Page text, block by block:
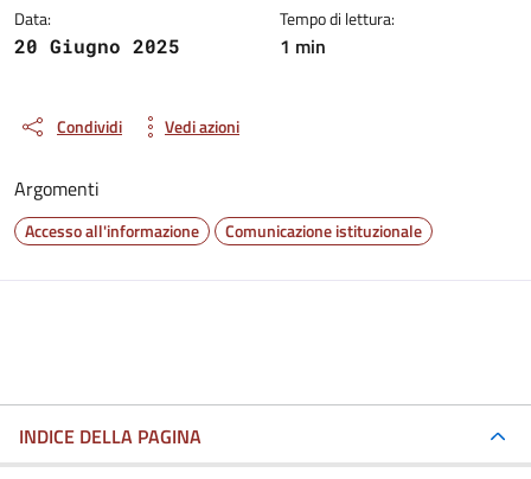
Data:
20 Giugno 2025
Tempo di lettura:
1 min
Condividi Vedi azioni
Argomenti
Accesso all'informazione Comunicazione istituzionale
INDICE DELLA PAGINA